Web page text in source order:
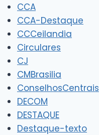
CCA
CCA-Destaque
CCCeilandia
Circulares
CJ
CMBrasilia
ConselhosCentrais
DECOM
DESTAQUE
Destaque-texto